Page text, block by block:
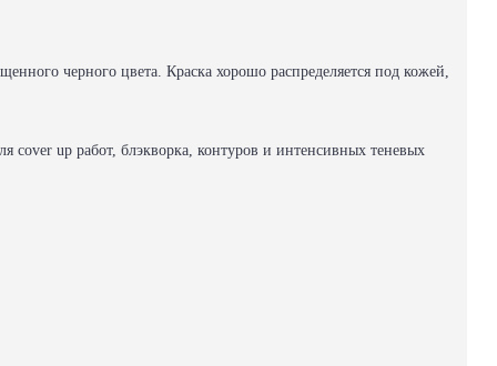
черного цвета. Краска хорошо распределяется под кожей,
cover up работ, блэкворка, контуров и интенсивных теневых